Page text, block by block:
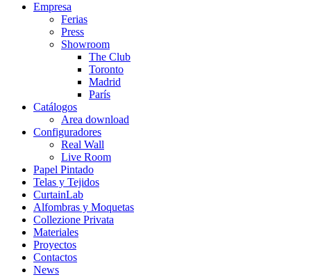
Empresa
Ferias
Press
Showroom
The Club
Toronto
Madrid
París
Catálogos
Area download
Configuradores
Real Wall
Live Room
Papel Pintado
Telas y Tejidos
CurtainLab
Alfombras y Moquetas
Collezione Privata
Materiales
Proyectos
Contactos
News